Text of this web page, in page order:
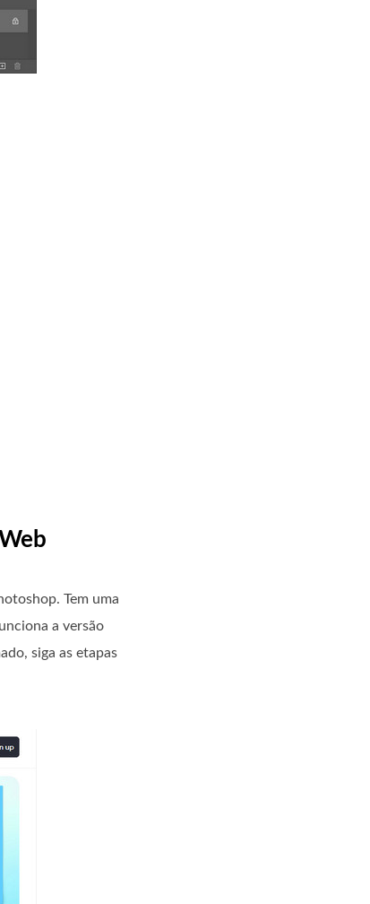
Tem uma
a versão
siga as etapas